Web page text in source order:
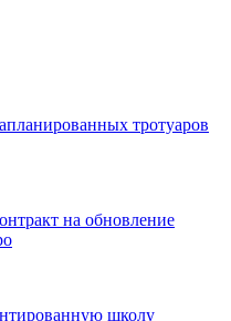
тротуаров
на обновление
школу